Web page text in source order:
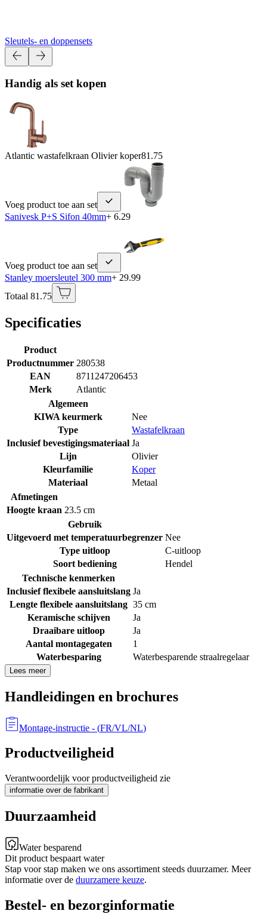
Sleutels- en doppensets
Handig als set kopen
Atlantic wastafelkraan Olivier koper81.75
Voeg product toe aan set
Sanivesk P+S Sifon 40mm+ 6.29
Voeg product toe aan set
Stanley moersleutel 300 mm+ 29.99
Totaal 81.75
Specificaties
Product
Productnummer 280538
EAN
8711247206453
Merk
Atlantic
Algemeen
KIWA keurmerk
Nee
Type
Wastafelkraan
Inclusief bevestigingsmateriaal Ja
Lijn
Olivier
Kleurfamilie
Koper
Materiaal
Metaal
Afmetingen
Hoogte kraan 23.5 cm
Gebruik
Uitgevoerd met temperatuurbegrenzer Nee
Type uitloop
C-uitloop
Soort bediening
Hendel
Technische kenmerken
Inclusief flexibele aansluitslang Ja
Lengte flexibele aansluitslang 35 cm
Keramische schijven
Ja
Draaibare uitloop
Ja
Aantal montagegaten
1
Waterbesparing
Waterbesparende straalregelaar
Lees meer
Handleidingen en brochures
Montage-instructie - (FR/VL/NL)
Productveiligheid
Verantwoordelijk voor productveiligheid zie
informatie over de fabrikant
Duurzaamheid
Water besparend
Dit product bespaart water
Stap voor stap maken we ons assortiment steeds duurzamer. Meer
informatie over de duurzamere keuze.
Bestel- en bezorginformatie